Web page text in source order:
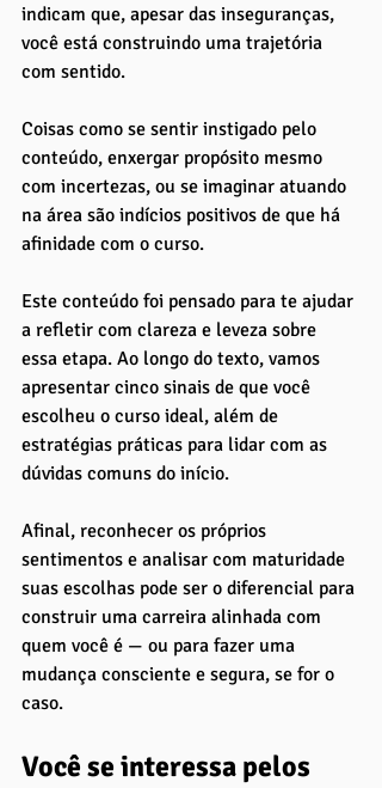
indicam que, apesar das inseguranças,
você está construindo uma trajetória
com sentido.
Coisas como se sentir instigado pelo
conteúdo, enxergar propósito mesmo
com incertezas, ou se imaginar atuando
na área são indícios positivos de que há
afinidade com o curso.
Este conteúdo foi pensado para te ajudar
a refletir com clareza e leveza sobre
essa etapa. Ao longo do texto, vamos
apresentar cinco sinais de que você
escolheu o curso ideal, além de
estratégias práticas para lidar com as
dúvidas comuns do início.
Afinal, reconhecer os próprios
sentimentos e analisar com maturidade
suas escolhas pode ser o diferencial para
construir uma carreira alinhada com
quem você é — ou para fazer uma
mudança consciente e segura, se for o
caso.
Você se interessa pelos